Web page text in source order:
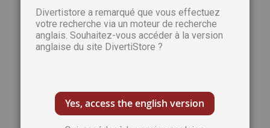
galerie
d’images
Divertistore a remarqué que vous effectuez
votre recherche via un moteur de recherche
anglais. Souhaitez-vous accéder à la version
anglaise du site DivertiStore ?
Yes, access the english version